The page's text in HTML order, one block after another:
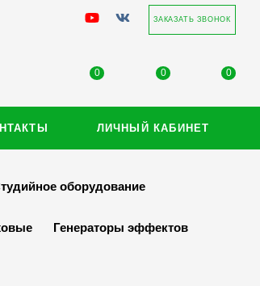
ЗАКАЗАТЬ ЗВОНОК
0 0 0
ЛИЧНЫЙ КАБИНЕТ
оборудование
Генераторы эффектов